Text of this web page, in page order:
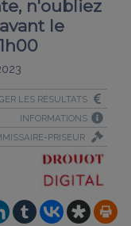
n'oubliez
le
LES RÉSULTATS
INFORMATIONS
PRISEUR